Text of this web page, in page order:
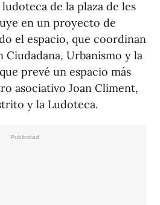
de la plaza de les
en un proyecto de
el espacio, que coordinan
Ciudadana, Urbanismo y la
prevé un espacio más
asociativo Joan Climent,
y la Ludoteca.